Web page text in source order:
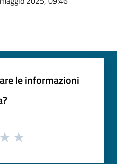
le informazioni